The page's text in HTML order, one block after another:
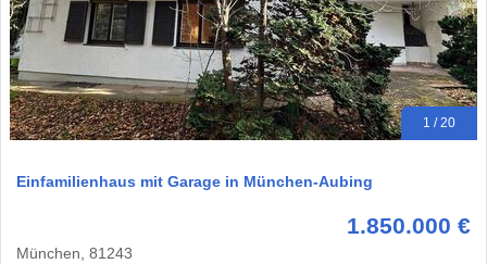
1 / 20
Einfamilienhaus mit Garage in München-Aubing
1.850.000 €
München, 81243